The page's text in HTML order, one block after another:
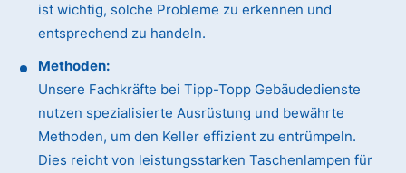
ist wichtig, solche Probleme zu erkennen und
entsprechend zu handeln.
Methoden:
Unsere Fachkräfte bei Tipp-Topp Gebäudedienste
nutzen spezialisierte Ausrüstung und bewährte
Methoden, um den Keller effizient zu entrümpeln.
Dies reicht von leistungsstarken Taschenlampen für